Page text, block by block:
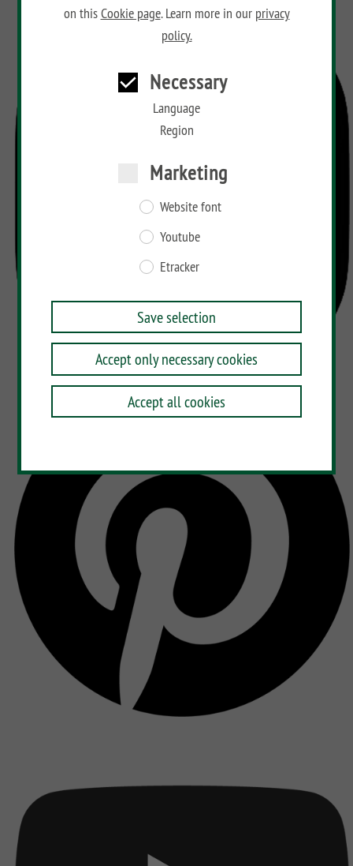
on thisCookie page. Learn more in our privacy
policy.
Necessary
Language
Region
Marketing
Website font
Youtube
Etracker
Save selection
Accept only necessary cookies
Accept all cookies
BAMBU